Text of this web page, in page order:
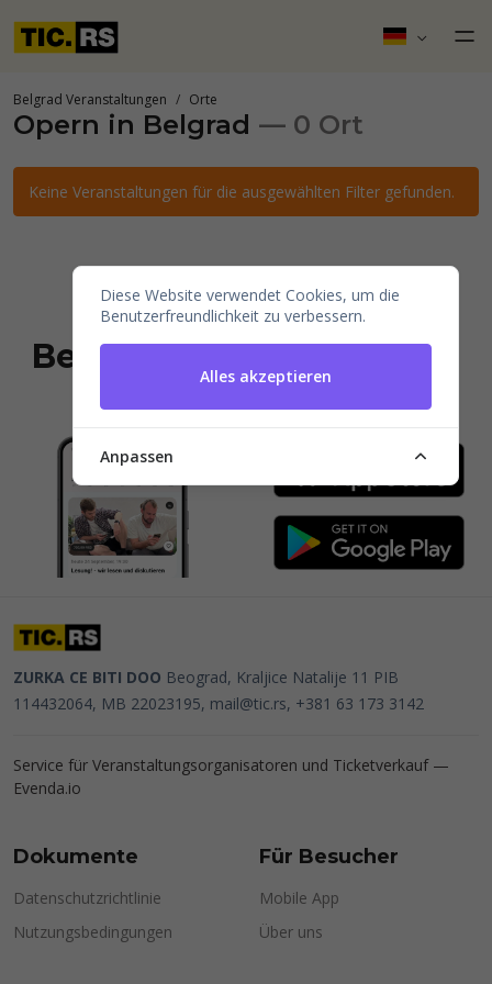
Belgrad Veranstaltungen Orte
Opern in Belgrad — 0 Ort
Keine Veranstaltungen für die ausgewählten Filter gefunden.
Installieren Sie
Belgrad Veranstaltungen
auf Ihrem Handy.
ZURKA CE BITI DOO Beograd, Kraljice Natalije 11 PIB
114432064, MB 22023195, mail@tic.rs, +381 63 173 3142
Service für Veranstaltungsorganisatoren und Ticketverkauf —
Evenda.io
Dokumente
Datenschutzrichtlinie
Nutzungsbedingungen
Für Besucher
Mobile App
Über uns
Diese Website verwendet Cookies, um die
Benutzerfreundlichkeit zu verbessern.
Alles akzeptieren
Anpassen